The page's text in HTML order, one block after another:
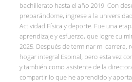
bachillerato hasta el año 2019. Con
preparándome, ingrese a la
Actividad Física y deporte. Fue una
aprendizaje y esfuerzo, que logre
2025. Después de terminar mi carrera,
hogar integral Espinal, pero esta vez
y también como asistente de la
compartir lo que he aprendido y